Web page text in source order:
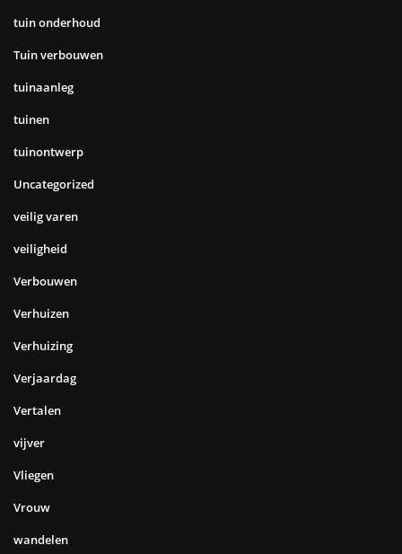
tuin onderhoud
Tuin verbouwen
tuinaanleg
tuinen
tuinontwerp
Uncategorized
veilig varen
veiligheid
Verbouwen
Verhuizen
Verhuizing
Verjaardag
Vertalen
vijver
Vliegen
Vrouw
wandelen